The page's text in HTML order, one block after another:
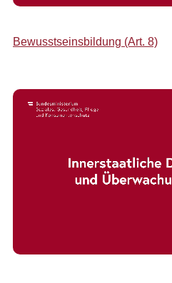
Bewusstseinsbildung (Art. 8)